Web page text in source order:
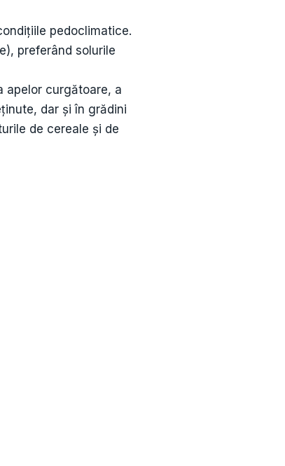
pedoclimatice.
preferând solurile
apelor curgătoare, a
dar și în grădini
de cereale şi de